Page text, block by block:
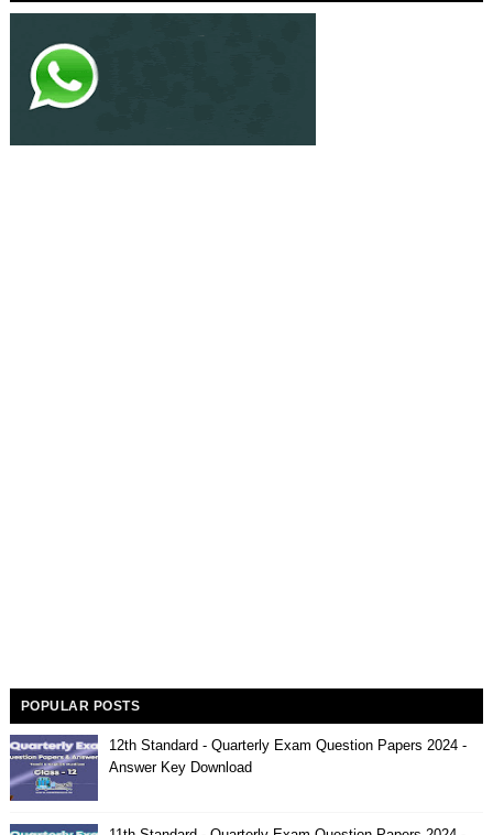
POPULAR POSTS
12th Standard - Quarterly Exam Question Papers 2024 -
Answer Key Download